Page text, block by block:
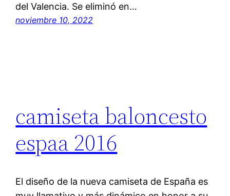
del Valencia. Se eliminó en…
noviembre 10, 2022
camiseta baloncesto
espaa 2016
El diseño de la nueva camiseta de España es